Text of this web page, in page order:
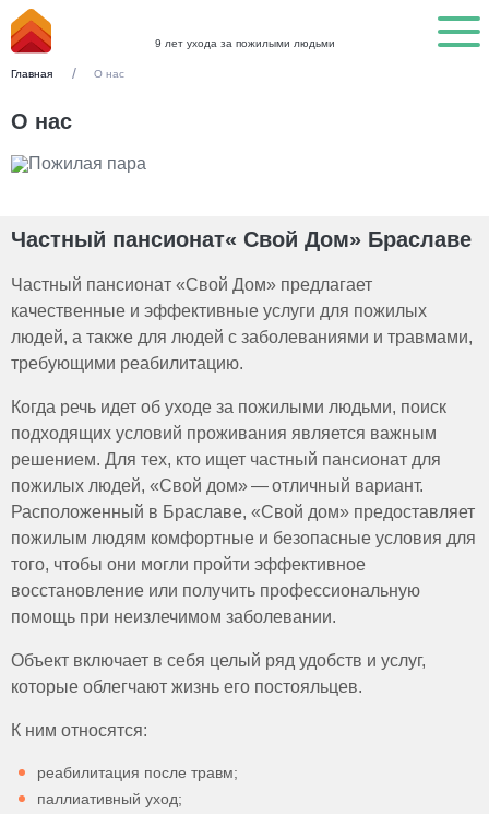
9 лет ухода за пожилыми людьми
Главная О нас
О нас
Частный пансионат« Свой Дом» Браславе
Частный пансионат «Свой Дом» предлагает
качественные и эффективные услуги для пожилых
людей, а также для людей с заболеваниями и травмами,
требующими реабилитацию.
Когда речь идет об уходе за пожилыми людьми, поиск
подходящих условий проживания является важным
решением. Для тех, кто ищет частный пансионат для
пожилых людей, «Свой дом» — отличный вариант.
Расположенный в Браславе, «Свой дом» предоставляет
пожилым людям комфортные и безопасные условия для
того, чтобы они могли пройти эффективное
восстановление или получить профессиональную
помощь при неизлечимом заболевании.
Объект включает в себя целый ряд удобств и услуг,
которые облегчают жизнь его постояльцев.
К ним относятся:
реабилитация после травм;
паллиативный уход;